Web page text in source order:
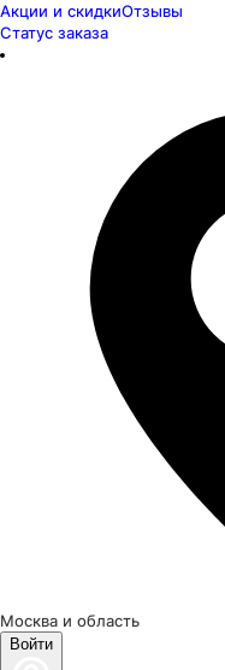
Акции и скидкиОтзывы
Статус заказа
Москва и область
Войти